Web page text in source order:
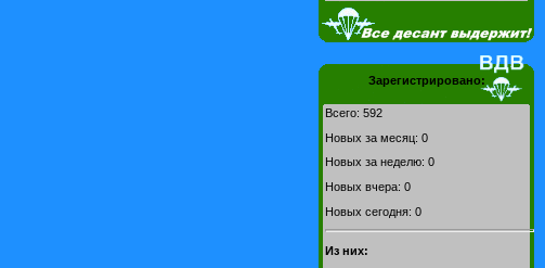
Зарегистрировано:
Всего: 592
Новых за месяц: 0
Новых за неделю: 0
Новых вчера: 0
Новых сегодня: 0
Из них: